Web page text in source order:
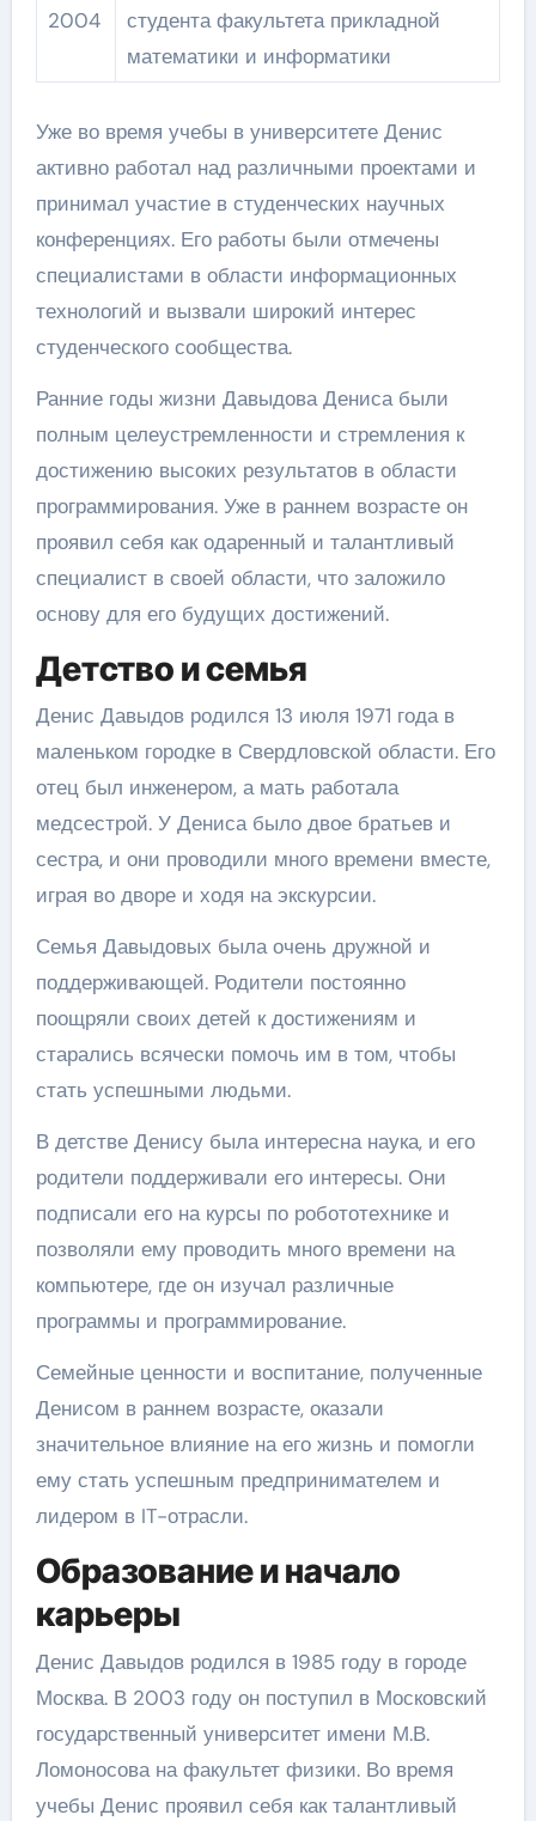
2004
студента факультета прикладной
математики и информатики
Уже во время учебы в университете Денис
активно работал над различными проектами и
принимал участие в студенческих научных
конференциях. Его работы были отмечены
специалистами в области информационных
технологий и вызвали широкий интерес
студенческого сообщества.
Ранние годы жизни Давыдова Дениса были
полным целеустремленности и стремления к
достижению высоких результатов в области
программирования. Уже в раннем возрасте он
проявил себя как одаренный и талантливый
специалист в своей области, что заложило
основу для его будущих достижений.
Детство и семья
Денис Давыдов родился 13 июля 1971 года в
маленьком городке в Свердловской области. Его
отец был инженером, а мать работала
медсестрой. У Дениса было двое братьев и
сестра, и они проводили много времени вместе,
играя во дворе и ходя на экскурсии.
Семья Давыдовых была очень дружной и
поддерживающей. Родители постоянно
поощряли своих детей к достижениям и
старались всячески помочь им в том, чтобы
стать успешными людьми.
В детстве Денису была интересна наука, и его
родители поддерживали его интересы. Они
подписали его на курсы по робототехнике и
позволяли ему проводить много времени на
компьютере, где он изучал различные
программы и программирование.
Семейные ценности и воспитание, полученные
Денисом в раннем возрасте, оказали
значительное влияние на его жизнь и помогли
ему стать успешным предпринимателем и
лидером в IT-отрасли.
Образование и начало
карьеры
Денис Давыдов родился в 1985 году в городе
Москва. В 2003 году он поступил в Московский
государственный университет имени М.В.
Ломоносова на факультет физики. Во время
учебы Денис проявил себя как талантливый